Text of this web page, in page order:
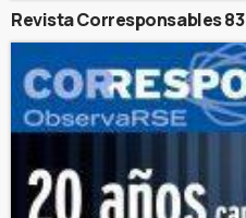
Revista Corresponsables 83